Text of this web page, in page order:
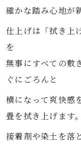
確かな踏み心地が
仕上げは「拭き上
を
無事にすべての敷
ぐにごろんと
横になって爽快感
畳を拭き上げます。
接着剤や染土を落